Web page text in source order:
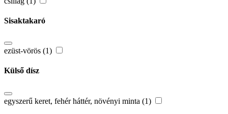
Sisaktakaró
ezüst-vörös (1)
Külső dísz
egyszerű keret, fehér háttér, növényi minta (1)